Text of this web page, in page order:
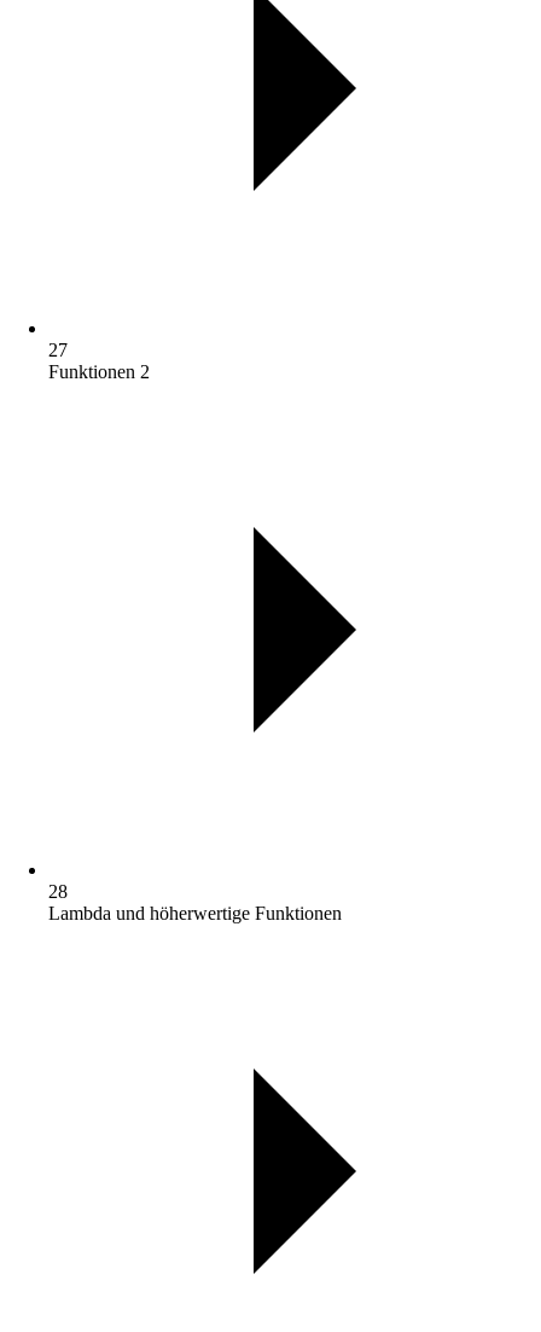
27
Funktionen 2
28
Lambda und höherwertige Funktionen